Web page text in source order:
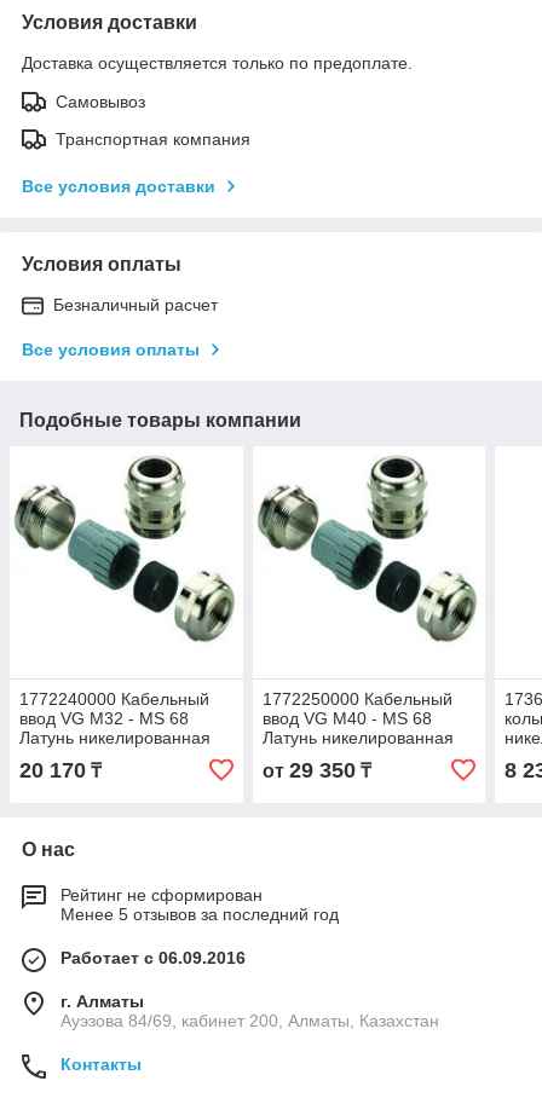
Условия доставки
Доставка осуществляется только по предоплате.
Самовывоз
Транспортная компания
Все условия доставки
Условия оплаты
Безналичный расчет
Все условия оплаты
Подобные товары компании
1772240000 Кабельный
ввод VG M32 - MS 68
Латунь никелированная
20 170 ₸
1772250000 Кабельный
ввод VG M40 - MS 68
Латунь никелированная
от 29 350₸ 8
О нас
Рейтинг не сформирован
Менее 5 отзывов за последний год
Работает с 06.09.2016
г. Алматы
Ауэзова 84/69, кабинет 200, Алматы, Казахстан
Контакты